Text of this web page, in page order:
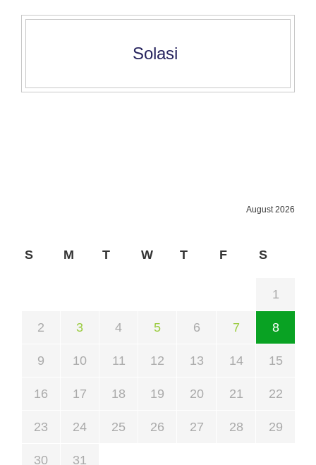
Solasi
August 2026
S M T W T F S
1
2 3 4 5 6 7 8
9 10 11 12 13 14 15
16 17 18 19 20 21 22
23 24 25 26 27 28 29
30 31